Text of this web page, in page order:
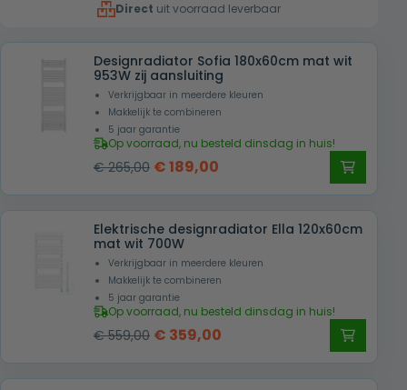
€ 609,00. € 409,00.
Direct uit voorraad leverbaar
Designradiator Sofia 180x60cm mat wit
953W zij aansluiting
Verkrijgbaar in meerdere kleuren
Makkelijk te combineren
5 jaar garantie
Op voorraad, nu besteld dinsdag in huis!
€265,00 Oorspronkelijke
was:
€ 265,00.
€189,00
is:
€ 189,00.
Elektrische designradiator Ella 120x60cm
mat wit 700W
Verkrijgbaar in meerdere kleuren
Makkelijk te combineren
5 jaar garantie
Op voorraad, nu besteld dinsdag in huis!
€559,00 Oorspronkelijke
was:
€ 359,00
is: